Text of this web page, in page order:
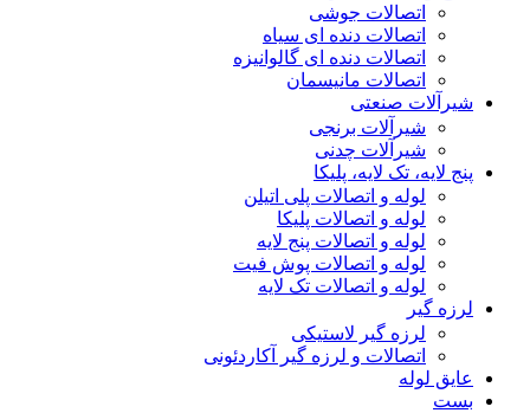
اتصالات جوشی
اتصالات دنده ای سیاه
اتصالات دنده ای گالوانیزه
اتصالات مانیسمان
شیرآلات صنعتی
شیرآلات برنجی
شیرآلات چدنی
پنج لایه، تک لایه، پلیکا
لوله و اتصالات پلی اتیلن
لوله و اتصالات پلیکا
لوله و اتصالات پنج لایه
لوله و اتصالات پوش فیت
لوله و اتصالات تک لایه
لرزه گیر
لرزه گیر لاستیکی
اتصالات و لرزه گیر آکاردئونی
عایق لوله
بست